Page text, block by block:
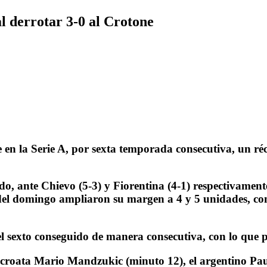
derrotar 3-0 al Crotone
la Serie A, por sexta temporada consecutiva, un
ante Chievo (5-3) y Fiorentina (4-1)
domingo ampliaron su margen a 4 y 5 unidades,
conseguido de manera consecutiva, con lo
Mario Mandzukic (minuto 12), el argentino